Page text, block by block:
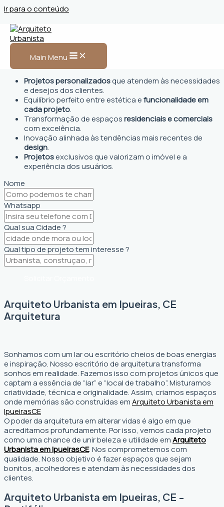
Ir para o conteúdo
Main Menu
Arquiteto Urbanista em
Ipueiras, CE
Projetos personalizadosque atendem às necessidades
e desejos dos clientes.
Equilíbrio perfeito entre estética efuncionalidade em
cada projeto.
Transformação de espaçosresidenciais e comerciais
com excelência.
Inovação alinhada às tendências mais recentes de
design.
Projetosexclusivos que valorizam o imóvel e a
experiência dos usuários.
Nome
Whatsapp
Qual sua Cidade ?
Qual tipo de projeto tem interesse ?
Arquiteto Urbanista em Ipueiras, CE
Arquitetura
Sonhamos com um lar ou escritório cheios de boas energias
e inspiração. Nosso escritório de arquitetura transforma
sonhos em realidade. Fazemos isso com projetos únicos que
captam a essência de “lar” e “local de trabalho”. Misturamos
criatividade, técnica e originalidade. Assim, criamos espaços
onde memórias são construídas emArquiteto Urbanista em
IpueirasCE
O poder da arquitetura em alterar vidas é algo em que
acreditamos profundamente. Por isso, vemos cada projeto
como uma chance de unir beleza e utilidade emArquiteto
Urbanista em IpueirasCE. Nos comprometemos com
qualidade. Nosso objetivo é fazer espaços que sejam
bonitos, acolhedores e atendam às necessidades dos
clientes.
Arquiteto Urbanista em Ipueiras, CE -